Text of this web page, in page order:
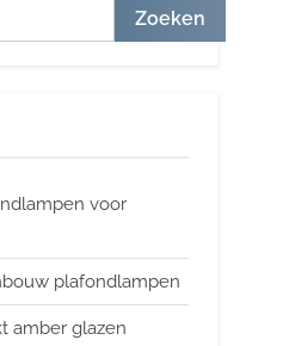
Zoeken
voor
plafondlampen
amber glazen